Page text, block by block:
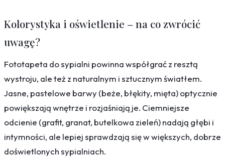
Kolorystyka i oświetlenie – na co zwrócić
uwagę?
Fototapeta do sypialni powinna współgrać z resztą
wystroju, ale też z naturalnym i sztucznym światłem.
Jasne, pastelowe barwy (beże, błękity, mięta) optycznie
powiększają wnętrze i rozjaśniają je. Ciemniejsze
odcienie (grafit, granat, butelkowa zieleń) nadają głębi i
intymności, ale lepiej sprawdzają się w większych, dobrze
doświetlonych sypialniach.